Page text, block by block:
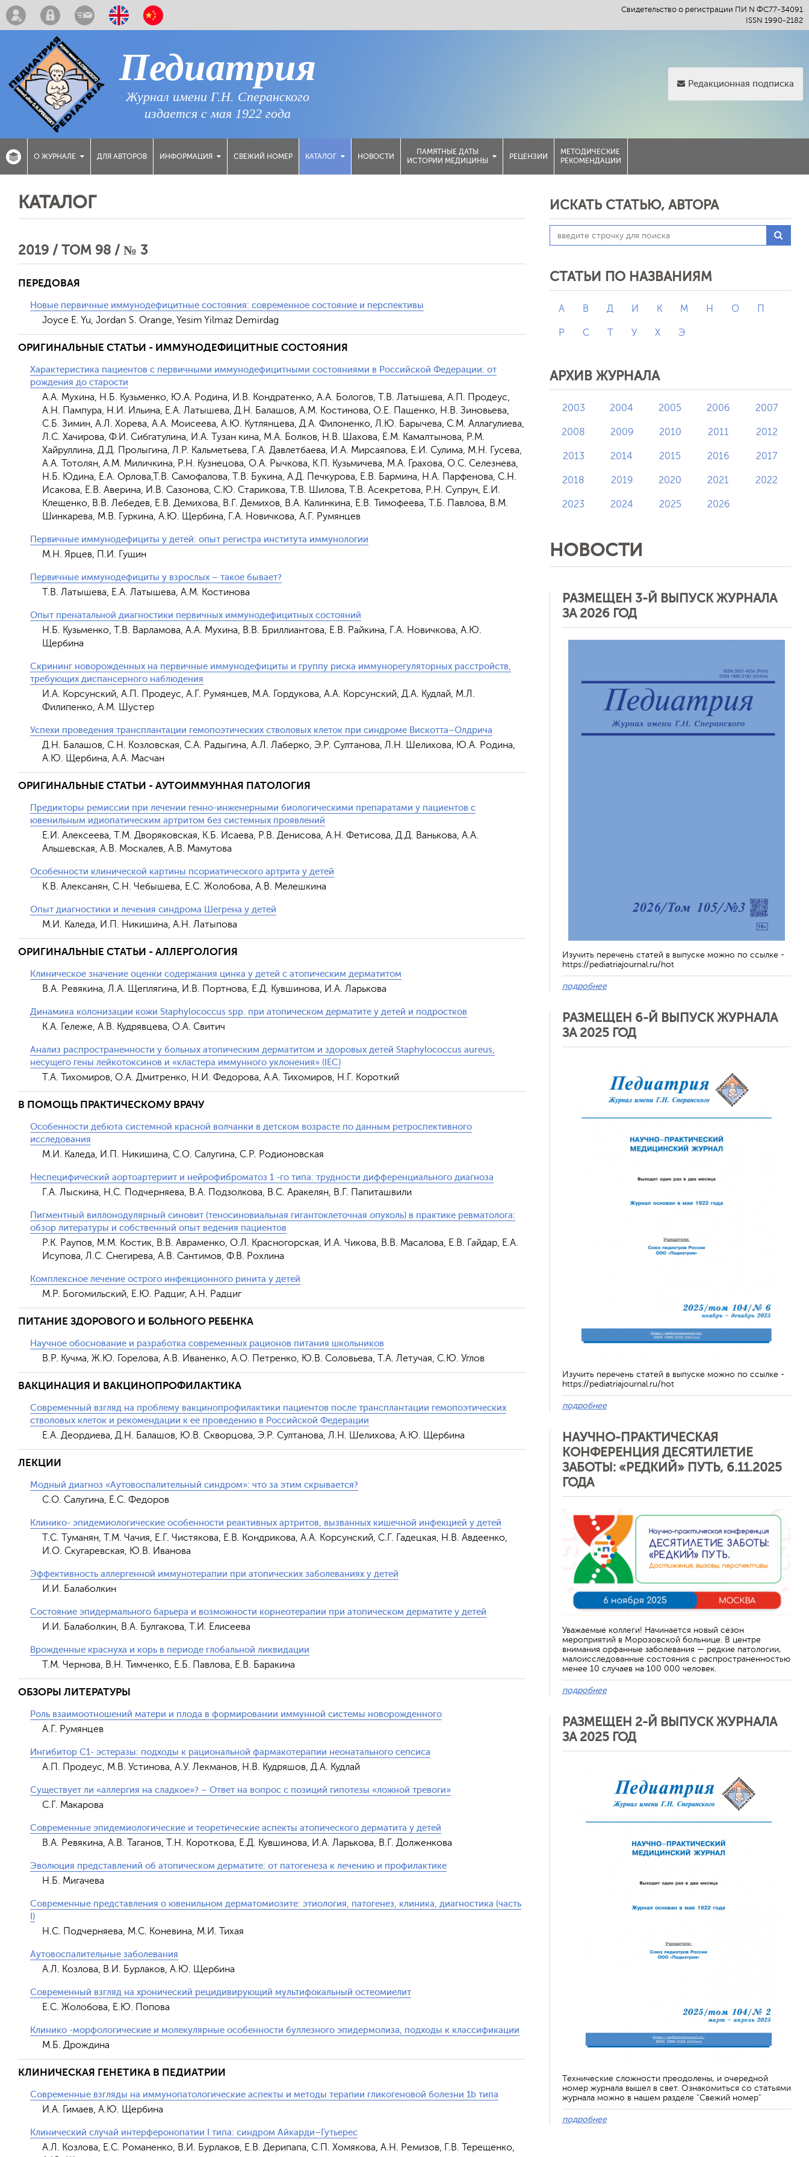
Свидетельство о регистрации ПИ N ФС77-34091
ISSN 1990-2182
Педиатрия
Журнал имени Г.Н. Сперанского
издается с мая 1922 года
Редакционная подписка
О ЖУРНАЛЕ ДЛЯ АВТОРОВ ИНФОРМАЦИЯ СВЕЖИЙ НОМЕР КАТАЛОГ НОВОСТИ
ПАМЯТНЫЕ ДАТЫ
ИСТОРИИ МЕДИЦИНЫ
РЕЦЕНЗИИ
МЕТОДИЧЕСКИЕ
РЕКОМЕНДАЦИИ
КАТАЛОГ
2019 / ТОМ 98 / № 3
ПЕРЕДОВАЯ
Новые первичные иммунодефицитные состояния: современное состояние и перспективы
Joyce E. Yu, Jordan S. Orange, Yesim Yilmaz Demirdag
ОРИГИНАЛЬНЫЕ СТАТЬИ - ИММУНОДЕФИЦИТНЫЕ СОСТОЯНИЯ
Характеристика пациентов с первичными иммунодефицитными состояниями в Российской Федерации: от
рождения до старости
А.А. Мухина, Н.Б. Кузьменко, Ю.А. Родина, И.В. Кондратенко, А.А. Бологов, Т.В. Латышева, А.П. Продеус,
А.Н. Пампура, Н.И. Ильина, Е.А. Латышева, Д.Н. Балашов, А.М. Костинова, О.Е. Пащенко, Н.В. Зиновьева,
С.Б. Зимин, А.Л. Хорева, А.А. Моисеева, А.Ю. Кутлянцева, Д.А. Филоненко, Л.Ю. Барычева, С.М. Аллагулиева,
Л.С. Хачирова, Ф.И. Сибгатулина, И.А. Тузан кина, М.А. Болков, Н.В. Шахова, Е.М. Камалтынова, Р.М.
Хайруллина, Д.Д. Пролыгина, Л.Р. Кальметьева, Г.А. Давлетбаева, И.А. Мирсаяпова, Е.И. Сулима, М.Н. Гусева,
А.А. Тотолян, А.М. Миличкина, Р.Н. Кузнецова, О.А. Рычкова, К.П. Кузьмичева, М.А. Грахова, О.С. Селезнева,
Н.Б. Юдина, Е.А. Орлова,Т.В. Самофалова, Т.В. Букина, А.Д. Печкурова, Е.В. Бармина, Н.А. Парфенова, С.Н.
Исакова, Е.В. Аверина, И.В. Сазонова, С.Ю. Старикова, Т.В. Шилова, Т.В. Асекретова, Р.Н. Супрун, Е.И.
Клещенко, В.В. Лебедев, Е.В. Демихова, В.Г. Демихов, В.А. Калинкина, Е.В. Тимофеева, Т.Б. Павлова, В.М.
Шинкарева, М.В. Гуркина, А.Ю. Щербина, Г.А. Новичкова, А.Г. Румянцев
Первичные иммунодефициты у детей: опыт регистра института иммунологии
М.Н. Ярцев, П.И. Гущин
Первичные иммунодефициты у взрослых – такое бывает?
Т.В. Латышева, Е.А. Латышева, А.М. Костинова
Опыт пренатальной диагностики первичных иммунодефицитных состояний
Н.Б. Кузьменко, Т.В. Варламова, А.А. Мухина, В.В. Бриллиантова, Е.В. Райкина, Г.А. Новичкова, А.Ю.
Щербина
Скрининг новорожденных на первичные иммунодефициты и группу риска иммунорегуляторных расстройств,
требующих диспансерного наблюдения
И.А. Корсунский, А.П. Продеус, А.Г. Румянцев, М.А. Гордукова, А.А. Корсунский, Д.А. Кудлай, М.Л.
Филипенко, А.М. Шустер
Успехи проведения трансплантации гемопоэтических стволовых клеток при синдроме Вискотта–Олдрича
Д.Н. Балашов, С.Н. Козловская, С.А. Радыгина, А.Л. Лаберко, Э.Р. Султанова, Л.Н. Шелихова, Ю.А. Родина,
А.Ю. Щербина, А.А. Масчан
ОРИГИНАЛЬНЫЕ СТАТЬИ - АУТОИММУННАЯ ПАТОЛОГИЯ
Предикторы ремиссии при лечении генно-инженерными биологическими препаратами у пациентов с
ювенильным идиопатическим артритом без системных проявлений
Е.И. Алексеева, Т.М. Дворяковская, К.Б. Исаева, Р.В. Денисова, А.Н. Фетисова, Д.Д. Ванькова, А.А.
Альшевская, А.В. Москалев, А.В. Мамутова
Особенности клинической картины псориатического артрита у детей
К.В. Алексанян, С.Н. Чебышева, Е.С. Жолобова, А.В. Мелешкина
Опыт диагностики и лечения синдрома Шегрена у детей
М.И. Каледа, И.П. Никишина, А.Н. Латыпова
ОРИГИНАЛЬНЫЕ СТАТЬИ - АЛЛЕРГОЛОГИЯ
Клиническое значение оценки содержания цинка у детей с атопическим дерматитом
В.А. Ревякина, Л.А. Щеплягина, И.В. Портнова, Е.Д. Кувшинова, И.А. Ларькова
Динамика колонизации кожи Staphylococcus spp. при атопическом дерматите у детей и подростков
К.А. Гележе, А.В. Кудрявцева, О.А. Свитич
Анализ распространенности у больных атопическим дерматитом и здоровых детей Staphylococcus aureus,
несущего гены лейкотоксинов и «кластера иммунного уклонения» (IEC)
Т.А. Тихомиров, О.А. Дмитренко, Н.И. Федорова, А.А. Тихомиров, Н.Г. Короткий
В ПОМОЩЬ ПРАКТИЧЕСКОМУ ВРАЧУ
Особенности дебюта системной красной волчанки в детском возрасте по данным ретроспективного
исследования
М.И. Каледа, И.П. Никишина, С.О. Салугина, С.Р. Родионовская
Неспецифический аортоартериит и нейрофиброматоз 1 -го типа: трудности дифференциального диагноза
Г.А. Лыскина, Н.С. Подчерняева, В.А. Подзолкова, В.С. Аракелян, В.Г. Папиташвили
Пигментный виллонодулярный синовит (теносиновиальная гигантоклеточная опухоль) в практике ревматолога:
обзор литературы и собственный опыт ведения пациентов
Р.К. Раупов, М.М. Костик, В.В. Авраменко, О.Л. Красногорская, И.А. Чикова, В.В. Масалова, Е.В. Гайдар, Е.А.
Исупова, Л.С. Снегирева, А.В. Сантимов, Ф.В. Рохлина
Комплексное лечение острого инфекционного ринита у детей
М.Р. Богомильский, Е.Ю. Радциг, А.Н. Радциг
ПИТАНИЕ ЗДОРОВОГО И БОЛЬНОГО РЕБЕНКА
Научное обоснование и разработка современных рационов питания школьников
В.Р. Кучма, Ж.Ю. Горелова, А.В. Иваненко, А.О. Петренко, Ю.В. Соловьева, Т.А. Летучая, С.Ю. Углов
ВАКЦИНАЦИЯ И ВАКЦИНОПРОФИЛАКТИКА
Современный взгляд на проблему вакцинопрофилактики пациентов после трансплантации гемопоэтических
стволовых клеток и рекомендации к ее проведению в Российской Федерации
Е.А. Деордиева, Д.Н. Балашов, Ю.В. Скворцова, Э.Р. Султанова, Л.Н. Шелихова, А.Ю. Щербина
ЛЕКЦИИ
Модный диагноз «Аутовоспалительный синдром»: что за этим скрывается?
С.О. Салугина, Е.С. Федоров
Клинико- эпидемиологические особенности реактивных артритов, вызванных кишечной инфекцией у детей
Т.С. Туманян, Т.М. Чачия, Е.Г. Чистякова, Е.В. Кондрикова, А.А. Корсунский, С.Г. Гадецкая, Н.В. Авдеенко,
И.О. Скугаревская, Ю.В. Иванова
Эффективность аллергенной иммунотерапии при атопических заболеваниях у детей
И.И. Балаболкин
Состояние эпидермального барьера и возможности корнеотерапии при атопическом дерматите у детей
И.И. Балаболкин, В.А. Булгакова, Т.И. Елисеева
Врожденные краснуха и корь в периоде глобальной ликвидации
Т.М. Чернова, В.Н. Тимченко, Е.Б. Павлова, Е.В. Баракина
ОБЗОРЫ ЛИТЕРАТУРЫ
Роль взаимоотношений матери и плода в формировании иммунной системы новорожденного
А.Г. Румянцев
Ингибитор С1- эстеразы: подходы к рациональной фармакотерапии неонатального сепсиса
А.П. Продеус, М.В. Устинова, А.У. Лекманов, Н.В. Кудряшов, Д.А. Кудлай
Существует ли «аллергия на сладкое»? – Ответ на вопрос с позиций гипотезы «ложной тревоги»
С.Г. Макарова
Современные эпидемиологические и теоретические аспекты атопического дерматита у детей
В.А. Ревякина, А.В. Таганов, Т.Н. Короткова, Е.Д. Кувшинова, И.А. Ларькова, В.Г. Долженкова
Эволюция представлений об атопическом дерматите: от патогенеза к лечению и профилактике
Н.Б. Мигачева
Современные представления о ювенильном дерматомиозите: этиология, патогенез, клиника, диагностика (часть
I)
Н.С. Подчерняева, М.С. Коневина, М.И. Тихая
Аутовоспалительные заболевания
А.Л. Козлова, В.И. Бурлаков, А.Ю. Щербина
Современный взгляд на хронический рецидивирующий мультифокальный остеомиелит
Е.С. Жолобова, Е.Ю. Попова
Клинико -морфологические и молекулярные особенности буллезного эпидермолиза, подходы к классификации
М.Б. Дрождина
КЛИНИЧЕСКАЯ ГЕНЕТИКА В ПЕДИАТРИИ
Современные взгляды на иммунопатологические аспекты и методы терапии гликогеновой болезни 1b типа
И.А. Гимаев, А.Ю. Щербина
Клинический случай интерферонопатии I типа: синдром Айкарди–Гутьерес
А.Л. Козлова, Е.С. Романенко, В.И. Бурлаков, Е.В. Дерипапа, С.П. Хомякова, А.Н. Ремизов, Г.В. Терещенко,
ИСКАТЬ СТАТЬЮ, АВТОРА
СТАТЬИ ПО НАЗВАНИЯМ
А В Д И К М Н О П
Р С Т У Х Э
АРХИВ ЖУРНАЛА
2003 2004 2005 2006 2007
2008 2009 2010 2011 2012
2013 2014 2015 2016 2017
2018 2019 2020 2021 2022
2023 2024 2025 2026
НОВОСТИ
РАЗМЕЩЕН 3-Й ВЫПУСК ЖУРНАЛА
ЗА 2026 ГОД
Изучить перечень статей в выпуске можно по ссылке -
https://pediatriajournal.ru/hot
подробнее
РАЗМЕЩЕН 6-Й ВЫПУСК ЖУРНАЛА
ЗА 2025 ГОД
Изучить перечень статей в выпуске можно по ссылке -
https://pediatriajournal.ru/hot
подробнее
НАУЧНО-ПРАКТИЧЕСКАЯ
КОНФЕРЕНЦИЯ ДЕСЯТИЛЕТИЕ
ЗАБОТЫ: «РЕДКИЙ» ПУТЬ, 6.11.2025
ГОДА
Уважаемые коллеги! Начинается новый сезон
мероприятий в Морозовской больнице. В центре
внимания орфанные заболевания — редкие патологии,
малоисследованные состояния с распространенностью
менее 10 случаев на 100 000 человек.
подробнее
РАЗМЕЩЕН 2-Й ВЫПУСК ЖУРНАЛА
ЗА 2025 ГОД
Технические сложности преодолены, и очередной
номер журнала вышел в свет. Ознакомиться со статьями
журнала можно в нашем разделе "Свежий номер"
подробнее
Обратная связь
Отменить